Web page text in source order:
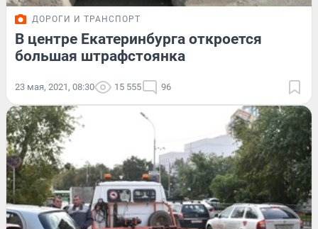
ДОРОГИ И ТРАНСПОРТ
В центре Екатеринбурга откроется
большая штрафстоянка
23 мая, 2021, 08:30 15 555 96